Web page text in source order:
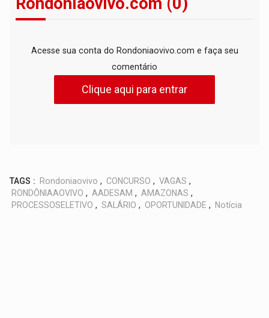
Acesse sua conta do Rondoniaovivo.com e faça seu
comentário
Clique aqui para entrar
TAGS : Rondoniaovivo , CONCURSO , VAGAS ,
RONDÔNIAAOVIVO , AADESAM , AMAZONAS ,
PROCESSOSELETIVO , SALÁRIO , OPORTUNIDADE , Notícia